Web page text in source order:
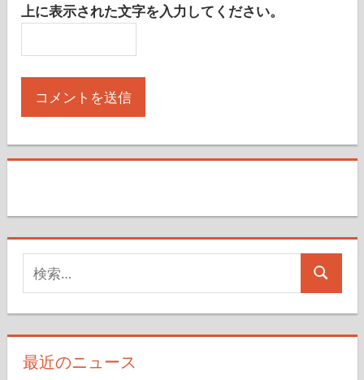
上に表示された文字を入力してください。
対
象:
検
最近のニュース